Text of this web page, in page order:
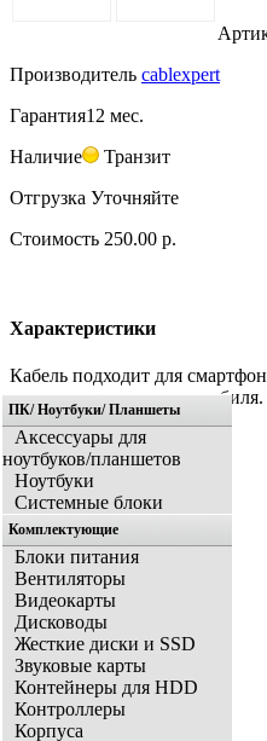
Производитель cablexpert
Гарантия12 мес.
Наличие
Транзит
Отгрузка Уточняйте
Стоимость 250.00 р.
Характеристики
Кабель подходит для
от прикуривателя
ПК/ Ноутбуки/ Планшеты
Аксессуары для
ноутбуков/планшетов
Ноутбуки
Системные блоки
Комплектующие
Блоки питания
Вентиляторы
Видеокарты
Дисководы
Жесткие диски и SSD
Звуковые карты
Контейнеры для HDD
Контроллеры
Корпуса